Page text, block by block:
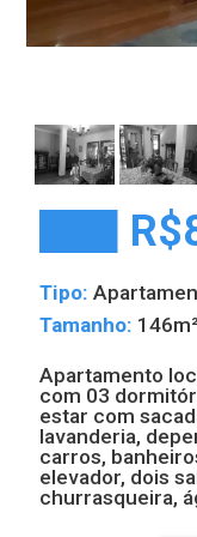
Tipo:
Tamanho:
Apartamento
com 03
estar com
lavanderia,
carros,
elevador, dois
churrasqueira,